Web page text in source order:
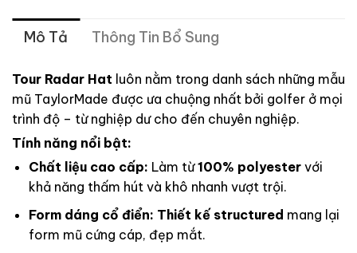
Mô Tả Thông Tin Bổ Sung
Tour Radar Hat luôn nằm trong danh sách những mẫu
mũ TaylorMade được ưa chuộng nhất bởi golfer ở mọi
trình độ – từ nghiệp dư cho đến chuyên nghiệp.
Tính năng nổi bật:
Chất liệu cao cấp: Làm từ100% polyestervới
khả năng thấm hút và khô nhanh vượt trội.
Form dáng cổ điển: Thiết kế structured mang lại
form mũ cứng cáp, đẹp mắt.